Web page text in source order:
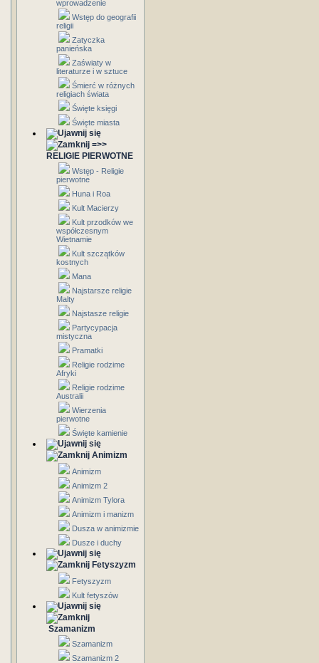
wprowadzenie
Wstęp do geografii
religii
Zatyczka
panieńska
Zaświaty w
literaturze i w sztuce
Śmierć w różnych
religiach świata
Święte księgi
Święte miasta
=>>
RELIGIE PIERWOTNE
Wstęp - Religie
pierwotne
Huna i Roa
Kult Macierzy
Kult przodków we
współczesnym
Wietnamie
Kult szczątków
kostnych
Mana
Najstarsze religie
Malty
Najstasze religie
Partycypacja
mistyczna
Pramatki
Religie rodzime
Afryki
Religie rodzime
Australii
Wierzenia
pierwotne
Święte kamienie
Animizm
Animizm
Animizm 2
Animizm Tylora
Animizm i manizm
Dusza w animizmie
Dusze i duchy
Fetyszyzm
Fetyszyzm
Kult fetyszów
Szamanizm
Szamanizm
Szamanizm 2